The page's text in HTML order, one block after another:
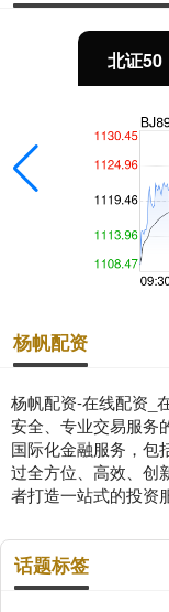
北证50
杨帆配资
杨帆配资-在线配资_
安全、专业交易服务
国际化金融服务，包
过全方位、高效、创
者打造一站式的投资
话题标签